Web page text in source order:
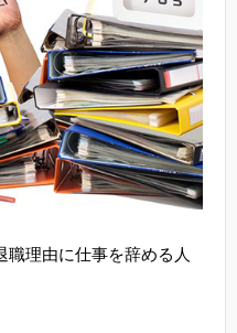
理由に仕事を辞める人